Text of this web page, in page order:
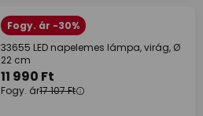
Fogy. ár -30%
33655 LED napelemes lámpa, virág, Ø
22 cm
11 990 Ft
Fogy. ár17 107 Ft